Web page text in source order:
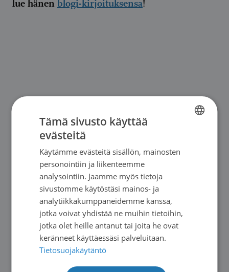
lue hänen blogi-kirjoituksensa!
SWEDISH
Tämä sivusto käyttää
evästeitä
Käytämme evästeitä sisällön, mainosten
personointiin ja liikenteemme
analysointiin. Jaamme myös tietoja
sivustomme käytöstäsi mainos- ja
analytiikkakumppaneidemme kanssa,
jotka voivat yhdistää ne muihin tietoihin,
jotka olet heille antanut tai joita he ovat
keränneet käyttäessäsi palveluitaan.
Tietosuojakäytäntö